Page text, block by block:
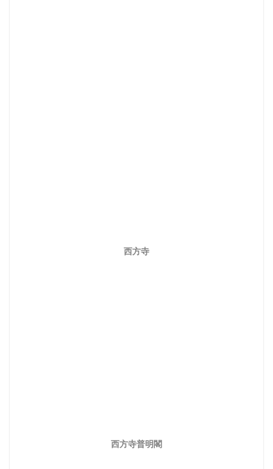
西方寺
西方寺普明閣